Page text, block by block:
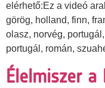
elérhető:Ez a videó
görög, holland, finn,
olasz, norvég,
portugál, román,
Élelmiszer a